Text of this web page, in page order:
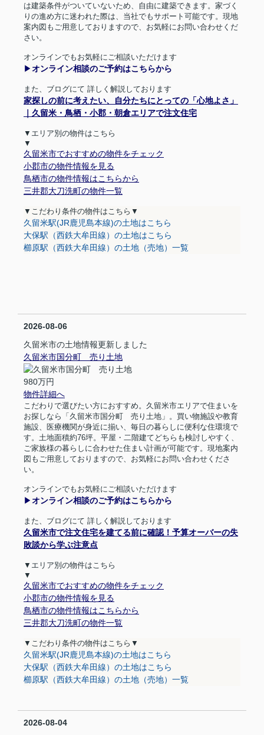
は建築条件がついていないため、自由に建築できます。家づく
りの進め方に迷われた際は、当社でもサポート可能です。現地
案内図もご用意しておりますので、お気軽にお問い合わせくだ
さい。
オンラインでもお気軽にご相談いただけます
▶︎オンライン相談のご予約はこちらから
また、ブログにて 詳しく解説しております
家探しの前に考えたい、自分たちにとっての「心地よさ」
｜久留米・鳥栖・小郡・朝倉エリアで注文住宅
▼エリア別の物件はこちら
▼
久留米市でおすすめの物件をチェック
小郡市の物件情報を見る
鳥栖市の物件情報はこちらから
三井郡大刀洗町の物件一覧
▼ こだわり条件の物件はこちら ▼
久留米駅(JR鹿児島本線)の土地はこちら
大保駅（西鉄大牟田線）の土地はこちら
櫛原駅（西鉄大牟田線）の土地（売地）一覧
2026-08-06
久留米市の土地情報更新しました
久留米市国分町 売り土地
980万円
物件詳細へ
こだわりで選びたい方におすすめ。久留米市エリアで住まいを
お探しなら「久留米市国分町 売り土地」。買い物施設や教育
施設、医療機関が身近に揃い、毎日の暮らしに便利な住環境で
す。土地面積約76坪。平屋・二階建てどちらも検討しやすく、
ご家族様の暮らしに合わせた住まい計画が可能です。現地案内
図もご用意しておりますので、お気軽にお問い合わせくださ
い。
オンラインでもお気軽にご相談いただけます
▶︎オンライン相談のご予約はこちらから
また、ブログにて 詳しく解説しております
久留米市で注文住宅を建てる前に確認！予算オーバーの失
敗談から学ぶ注意点
▼エリア別の物件はこちら
▼
久留米市でおすすめの物件をチェック
小郡市の物件情報を見る
鳥栖市の物件情報はこちらから
三井郡大刀洗町の物件一覧
▼ こだわり条件の物件はこちら ▼
久留米駅(JR鹿児島本線)の土地はこちら
大保駅（西鉄大牟田線）の土地はこちら
櫛原駅（西鉄大牟田線）の土地（売地）一覧
2026-08-04